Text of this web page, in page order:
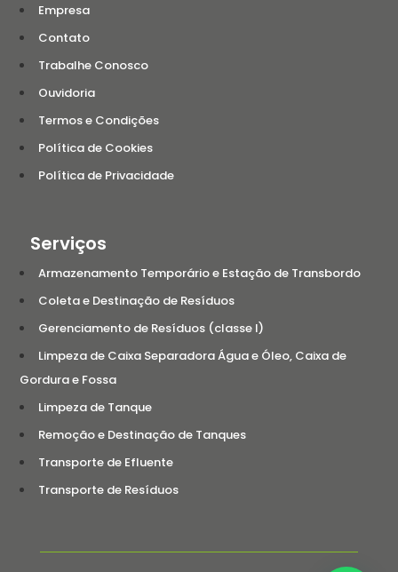
Empresa
Contato
Trabalhe Conosco
Ouvidoria
Termos e Condições
Política de Cookies
Política de Privacidade
Serviços
Armazenamento Temporário e Estação de Transbordo
Coleta e Destinação de Resíduos
Gerenciamento de Resíduos (classe I)
Limpeza de Caixa Separadora Água e Óleo, Caixa de
Gordura e Fossa
Limpeza de Tanque
Remoção e Destinação de Tanques
Transporte de Efluente
Transporte de Resíduos